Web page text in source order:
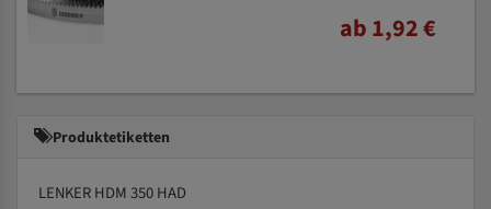
ab 1,92 €
Produktetiketten
LENKER HDM 350 HAD